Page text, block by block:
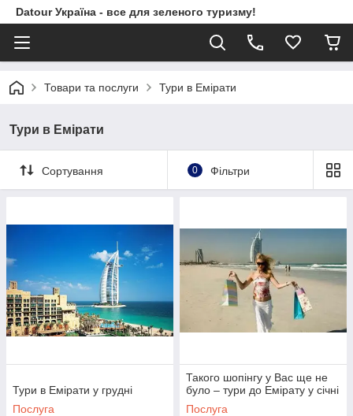
Datour Україна - все для зеленого туризму!
Товари та послуги Тури в Емірати
Тури в Емірати
Сортування 0 Фільтри
Тури в Емірати у грудні
Послуга
Такого шопінгу у Вас ще не
було – тури до Емірату у січні
Послуга